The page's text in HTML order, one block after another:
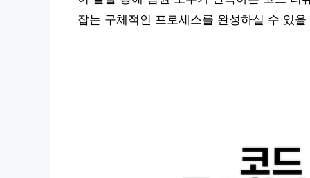
잡는 구체적인 프로세스를 완성하실 수 있을